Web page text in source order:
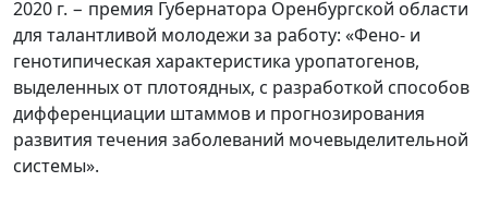
2020 г. − премия Губернатора Оренбургской области
для талантливой молодежи за работу: «Фено- и
генотипическая характеристика уропатогенов,
выделенных от плотоядных, с разработкой способов
дифференциации штаммов и прогнозирования
развития течения заболеваний мочевыделительной
системы».